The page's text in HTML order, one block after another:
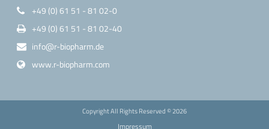
+49 (0) 61 51 - 81 02-0
+49 (0) 61 51 - 81 02-40
info@r-biopharm.de
www.r-biopharm.com
Copyright All Rights Reserved ©2026
Impressum